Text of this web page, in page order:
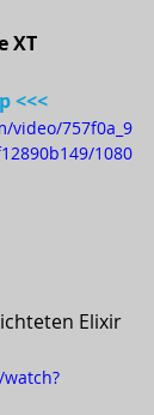
XT
<<<
video/757f0a_9
1080
Elixir